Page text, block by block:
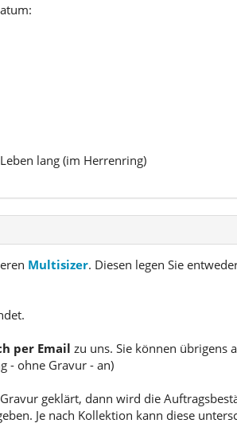
lang (im Herrenring)
Multisizer. Diesen legen Sie
per Email zu uns. Sie können übrigens
- ohne Gravur - an)
geklärt, dann wird die
Je nach Kollektion kann diese